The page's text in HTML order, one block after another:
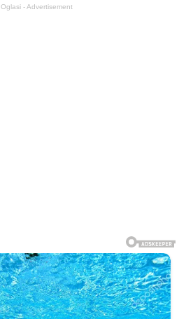
Oglasi - Advertisement